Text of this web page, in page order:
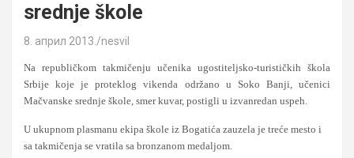
srednje škole
8. април 2013. nesvil
Na republičkom takmičenju učenika ugostiteljsko-turističkih škola
Srbije koje je proteklog vikenda održano u Soko Banji, učenici
Mačvanske srednje škole, smer kuvar, postigli u izvanredan uspeh.
U ukupnom plasmanu ekipa škole iz Bogatića zauzela je treće mesto i
sa takmičenja se vratila sa bronzanom medaljom.